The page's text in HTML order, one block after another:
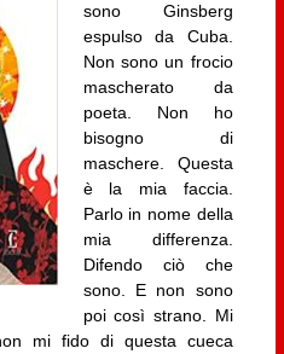
sono Ginsberg
espulso da Cuba.
Non sono un frocio
mascherato da
poeta. Non ho
bisogno di
maschere. Questa
è la mia faccia.
Parlo in nome della
mia differenza.
Difendo ciò che
sono. E non sono
poi così strano. Mi
mi fido di questa cueca